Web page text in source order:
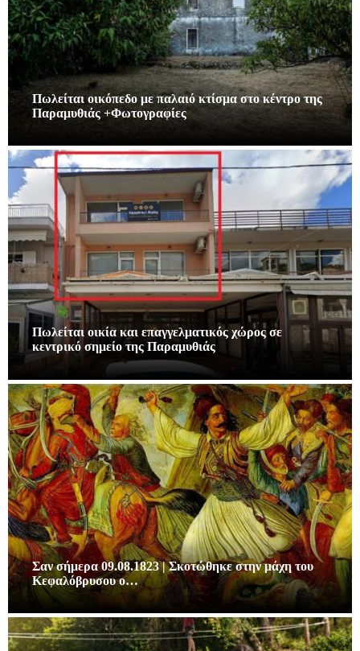
Πωλείται οικόπεδο με παλαιό κτίσμα στο κέντρο της
Παραμυθιάς +Φωτογραφίες
Πωλείται οικία και επαγγελματικός χώρος σε
κεντρικό σημείο της Παραμυθιάς
Σαν σήμερα 09.08.1823 | Σκοτώθηκε στην μάχη του
Κεφαλόβρυσου ο…